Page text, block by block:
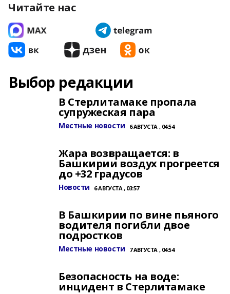
Читайте нас
Выбор редакции
В Стерлитамаке пропала
супружеская пара
Местные новости 6 АВГУСТА , 04:54
Жара возвращается: в
Башкирии воздух прогреется
до +32 градусов
Новости 6 АВГУСТА , 03:57
В Башкирии по вине пьяного
водителя погибли двое
подростков
Местные новости 7 АВГУСТА , 04:54
Безопасность на воде:
инцидент в Стерлитамаке